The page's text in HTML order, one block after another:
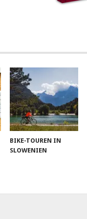
BIKE-TOUREN IN
SLOWENIEN